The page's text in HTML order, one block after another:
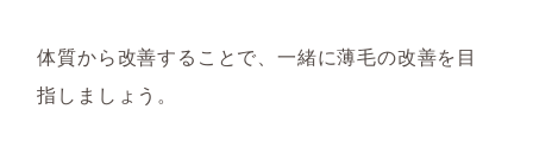
体質から改善することで、一緒に薄毛の改善を目
指しましょう。